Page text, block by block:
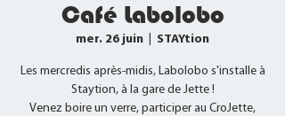
Café Labolobo
mer. 26 juin STAYtion
Les mercredis après-midis, Labolobo s'installe à
Staytion, à la gare de Jette !
Venez boire un verre, participer au CroJette,